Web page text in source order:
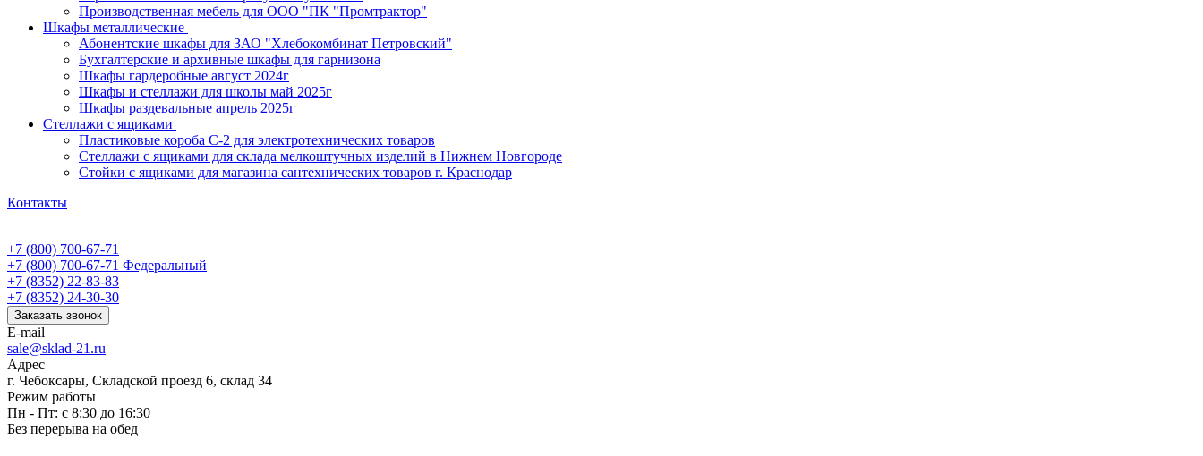
Производственная мебель для ООО "ПК "Промтрактор"
Шкафы металлические
Абонентские шкафы для ЗАО "Хлебокомбинат Петровский"
Бухгалтерские и архивные шкафы для гарнизона
Шкафы гардеробные август 2024г
Шкафы и стеллажи для школы май 2025г
Шкафы раздевальные апрель 2025г
Стеллажи с ящиками
Пластиковые короба С-2 для электротехнических товаров
Стеллажи с ящиками для склада мелкоштучных изделий в Нижнем Новгороде
Стойки с ящиками для магазина сантехнических товаров г. Краснодар
Контакты
+7 (800) 700-67-71
+7 (800) 700-67-71 Федеральный
+7 (8352) 22-83-83
+7 (8352) 24-30-30
Заказать звонок
E-mail
sale@sklad-21.ru
Адрес
г. Чебоксары, Складской проезд 6, склад 34
Режим работы
Пн - Пт: с 8:30 до 16:30
Без перерыва на обед